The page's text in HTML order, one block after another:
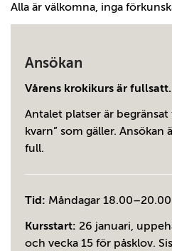
Alla är välkomna, inga
Ansökan
Vårens krokikurs är fullsatt.
Antalet platser är
kvarn” som gäller. Ansökan
full.
Tid: Måndagar 18.00–20.00
Kursstart: 26 januari,
och vecka 15 för påsklov.